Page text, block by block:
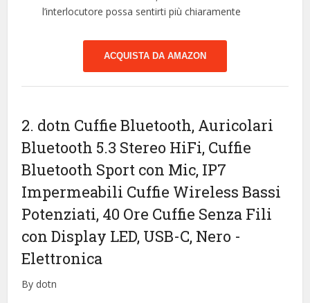
l’interlocutore possa sentirti più chiaramente
ACQUISTA DA AMAZON
2. dotn Cuffie Bluetooth, Auricolari
Bluetooth 5.3 Stereo HiFi, Cuffie
Bluetooth Sport con Mic, IP7
Impermeabili Cuffie Wireless Bassi
Potenziati, 40 Ore Cuffie Senza Fili
con Display LED, USB-C, Nero -
Elettronica
By dotn